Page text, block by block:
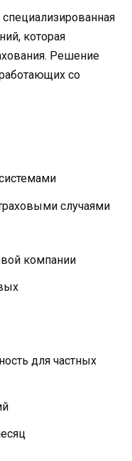
которая
Решение
со
случаями
компании
для частных